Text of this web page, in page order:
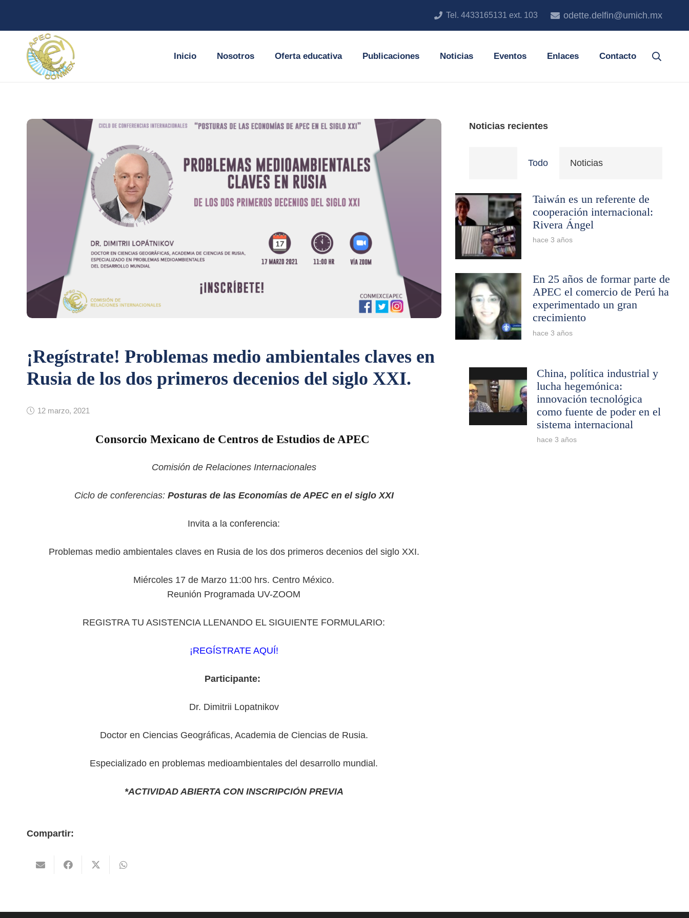
Tel. 4433165131 ext. 103 odette.delfin@umich.mx
Inicio Nosotros Oferta educativa Publicaciones Noticias Eventos Enlaces Contacto
¡Regístrate! Problemas medio ambientales claves en
Rusia de los dos primeros decenios del siglo XXI.
12 marzo, 2021
Consorcio Mexicano de Centros de Estudios de APEC
Comisión de Relaciones Internacionales
Ciclo de conferencias: Posturas de las Economías de APEC en el siglo XXI
Invita a la conferencia:
Problemas medio ambientales claves en Rusia de los dos primeros decenios del siglo XXI.
Miércoles 17 de Marzo 11:00 hrs. Centro México.
Reunión Programada UV-ZOOM
REGISTRA TU ASISTENCIA LLENANDO EL SIGUIENTE FORMULARIO:
¡REGÍSTRATE AQUÍ!
Participante:
Dr. Dimitrii Lopatnikov
Doctor en Ciencias Geográficas, Academia de Ciencias de Rusia.
Especializado en problemas medioambientales del desarrollo mundial.
*ACTIVIDAD ABIERTA CON INSCRIPCIÓN PREVIA
Compartir:
Noticias recientes
Todo Noticias
Taiwán es un referente de
cooperación internacional:
Rivera Ángel
hace 3 años
En 25 años de formar parte de
APEC el comercio de Perú ha
experimentado un gran
crecimiento
hace 3 años
China, política industrial y
lucha hegemónica:
innovación tecnológica
como fuente de poder en el
sistema internacional
hace 3 años